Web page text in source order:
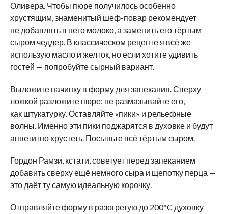
Оливера. Чтобы пюре получилось особенно
хрустящим, знаменитый шеф-повар рекомендует
не добавлять в него молоко, а заменить его тёртым
сыром чеддер. В классическом рецепте я всё же
использую масло и желток, но если хотите удивить
гостей — попробуйте сырный вариант.
Выложите начинку в форму для запекания. Сверху
ложкой разложите пюре: не размазывайте его,
как штукатурку. Оставляйте «пики» и рельефные
волны. Именно эти пики поджарятся в духовке и будут
аппетитно хрустеть. Посыпьте всё тёртым сыром.
Гордон Рамзи, кстати, советует перед запеканием
добавить сверху ещё немного сыра и щепотку перца —
это даёт ту самую идеальную корочку.
Отправляйте форму в разогретую до 200°C духовку